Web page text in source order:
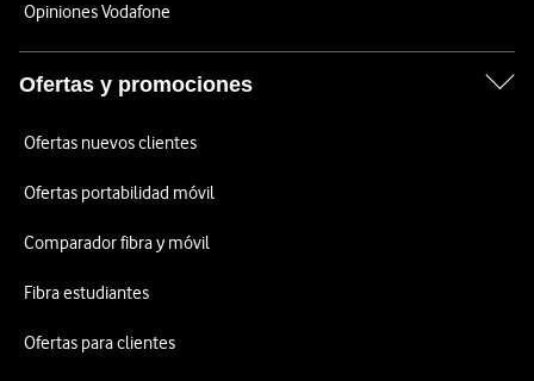
Opiniones Vodafone
Ofertas y promociones
Ofertas nuevos clientes
Ofertas portabilidad móvil
Comparador fibra y móvil
Fibra estudiantes
Ofertas para clientes